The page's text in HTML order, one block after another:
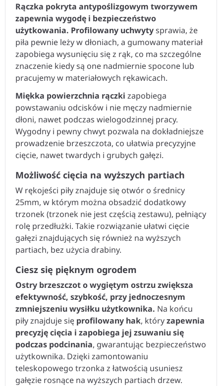
Rączka pokryta antypoślizgowym tworzywem
zapewnia wygodę i bezpieczeństwo
użytkowania. Profilowany uchwytysprawia, że
piła pewnie leży w dłoniach, a gumowany materiał
zapobiega wysunięciu się z rąk, co ma szczególne
znaczenie kiedy są one nadmiernie spocone lub
pracujemy w materiałowych rękawicach.
Miękka powierzchnia rączki zapobiega
powstawaniu odcisków i nie męczy nadmiernie
dłoni, nawet podczas wielogodzinnej pracy.
Wygodny i pewny chwyt pozwala na dokładniejsze
prowadzenie brzeszczota, co ułatwia precyzyjne
cięcie, nawet twardych i grubych gałęzi.
Możliwość cięcia na wyższych partiach
W rękojeści piły znajduje się otwór o średnicy
25mm, w którym można obsadzić dodatkowy
trzonek (trzonek nie jest częścią zestawu), pełniący
rolę przedłużki. Takie rozwiązanie ułatwi cięcie
gałęzi znajdujących się również na wyższych
partiach, bez użycia drabiny.
Ciesz się pięknym ogrodem
Ostry brzeszczot o wygiętym ostrzu zwiększa
efektywność, szybkość, przy jednoczesnym
zmniejszeniu wysiłku użytkownika. Na końcu
piły znajduje się profilowany hak, któryzapewnia
precyzję cięcia i zapobiega jej zsuwaniu się
podczas podcinania, gwarantując bezpieczeństwo
użytkownika. Dzięki zamontowaniu
teleskopowego trzonka z łatwością usuniesz
gałęzie rosnące na wyższych partiach drzew.